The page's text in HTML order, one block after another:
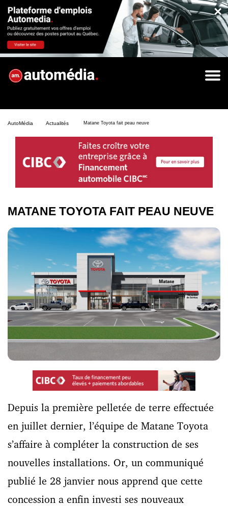
×
AutoMédia Actualités Matane Toyota fait peau neuve
MATANE TOYOTA FAIT PEAU NEUVE
Depuis la première pelletée de terre effectuée
en juillet dernier, l’équipe de Matane Toyota
s’affaire à compléter la construction de ses
nouvelles installations. Or, un communiqué
publié le 28 janvier nous apprend que cette
concession a enfin investi ses nouveaux